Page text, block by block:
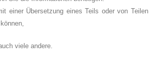
einer Übersetzung eines Teils oder von Teilen
viele andere.